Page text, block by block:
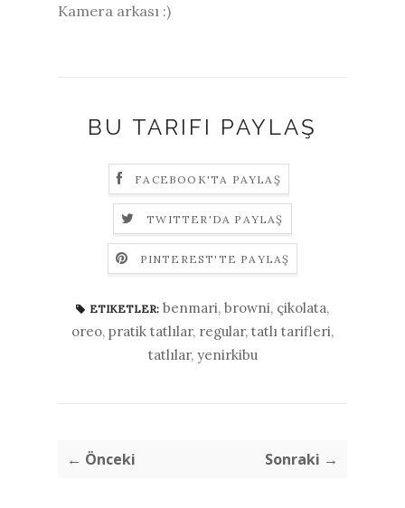
Kamera arkası :)
BU TARIFI PAYLAŞ
FACEBOOK'TA PAYLAŞ
TWITTER'DA PAYLAŞ
PINTEREST'TE PAYLAŞ
ETIKETLER: benmari, browni, çikolata,
oreo, pratik tatlılar, regular, tatlı tarifleri,
tatlılar, yenirkibu
← Önceki Sonraki →